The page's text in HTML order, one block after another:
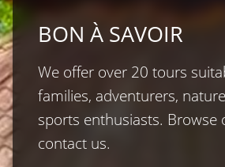
BON À SAVOIR
We offer over 20 tours
families, adventurers,
sports enthusiasts. Browse
contact us.